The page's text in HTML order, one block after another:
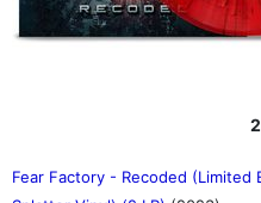
Fear Factory - Recoded (Limited